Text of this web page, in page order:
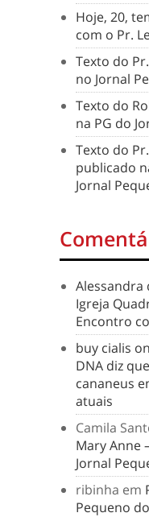
Hoje, 20,
com o Pr.
Texto do
no Jornal
Texto do
na PG do
Texto do
publicado
Jornal
Alessandra
Igreja
Encontro
buy cialis
DNA diz
cananeus
atuais
Camila
Mary Anne
Jornal
ribinha em
Pequeno